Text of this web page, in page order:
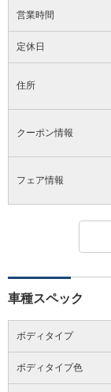
営業時間
定休日
住所
クーポン情報
フェア情報
車種スペック
ボディタイプ
ボディタイプ色